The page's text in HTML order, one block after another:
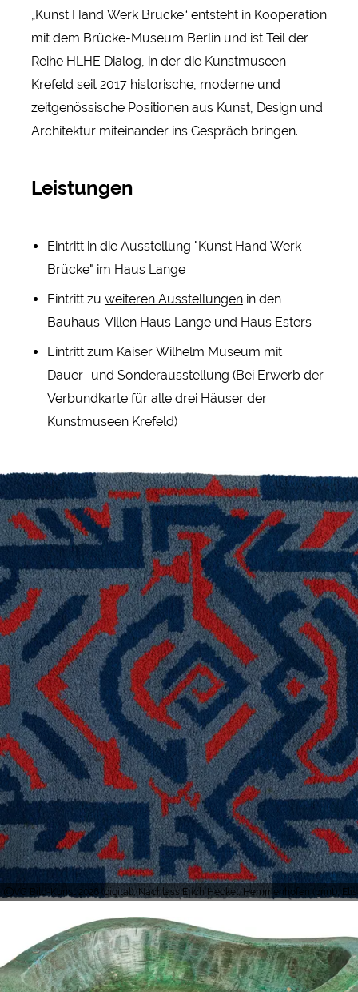
„Kunst Hand Werk Brücke“ entsteht in Kooperation
mit dem Brücke-Museum Berlin und ist Teil der
Reihe HLHE Dialog, in der die Kunstmuseen
Krefeld seit 2017 historische, moderne und
zeitgenössische Positionen aus Kunst, Design und
Architektur miteinander ins Gespräch bringen.
Leistungen
Eintritt in die Ausstellung "Kunst Hand Werk
Brücke" im Haus Lange
Eintritt zu weiteren Ausstellungenin den
Bauhaus-Villen Haus Lange und Haus Esters
Eintritt zum Kaiser Wilhelm Museum mit
Dauer- und Sonderausstellung (Bei Erwerb der
Verbundkarte für alle drei Häuser der
Kunstmuseen Krefeld)
VG Bild-Kunst 2026 (digital), Nachlass Erich Heckel, Hemmenhofen (print),